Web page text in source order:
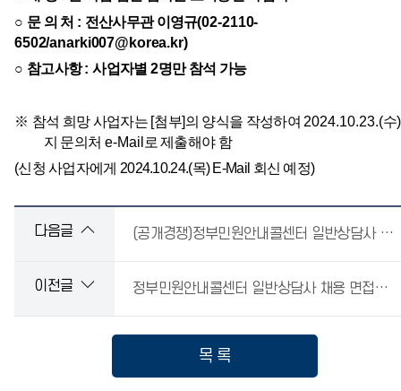
○ 문 의 처 : 전산사무관 이영규(02-2110-
6502/anarki007@korea.kr)
○ 참고사항:사업자별 2명만 참석 가능
※ 참석 희망 사업자는 [첨부]의 양식을 작성하여 2024.10.23.(수)
지 문의처 e-Mail 로 제출해야 함
(신청 사업자에게 2024.10.24.(목) E-Mail 회신 예정)
다음글 (공개경쟁)정부민원안내콜센터 일반상담사 채용 공고(정부합동민원센터 공고 제2024-15호)
이전글 정부민원안내콜센터 일반상담사 채용 면접심사 합격자 공고(정부합동민원센터 공고 제2024-14호)
목 록